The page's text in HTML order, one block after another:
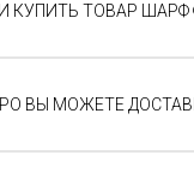
КУПИТЬ ТОВАР
ВЫ МОЖЕТЕ